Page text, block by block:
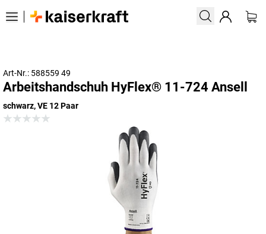
Art-Nr.: 588559 49
Arbeitshandschuh HyFlex® 11-724 Ansell
schwarz, VE 12 Paar